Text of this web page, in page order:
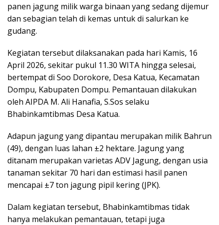
panen jagung milik warga binaan yang sedang dijemur
dan sebagian telah di kemas untuk di salurkan ke
gudang.
Kegiatan tersebut dilaksanakan pada hari Kamis, 16
April 2026, sekitar pukul 11.30 WITA hingga selesai,
bertempat di Soo Dorokore, Desa Katua, Kecamatan
Dompu, Kabupaten Dompu. Pemantauan dilakukan
oleh AIPDA M. Ali Hanafia, S.Sos selaku
Bhabinkamtibmas Desa Katua.
Adapun jagung yang dipantau merupakan milik Bahrun
(49), dengan luas lahan ±2 hektare. Jagung yang
ditanam merupakan varietas ADV Jagung, dengan usia
tanaman sekitar 70 hari dan estimasi hasil panen
mencapai ±7 ton jagung pipil kering (JPK).
Dalam kegiatan tersebut, Bhabinkamtibmas tidak
hanya melakukan pemantauan, tetapi juga